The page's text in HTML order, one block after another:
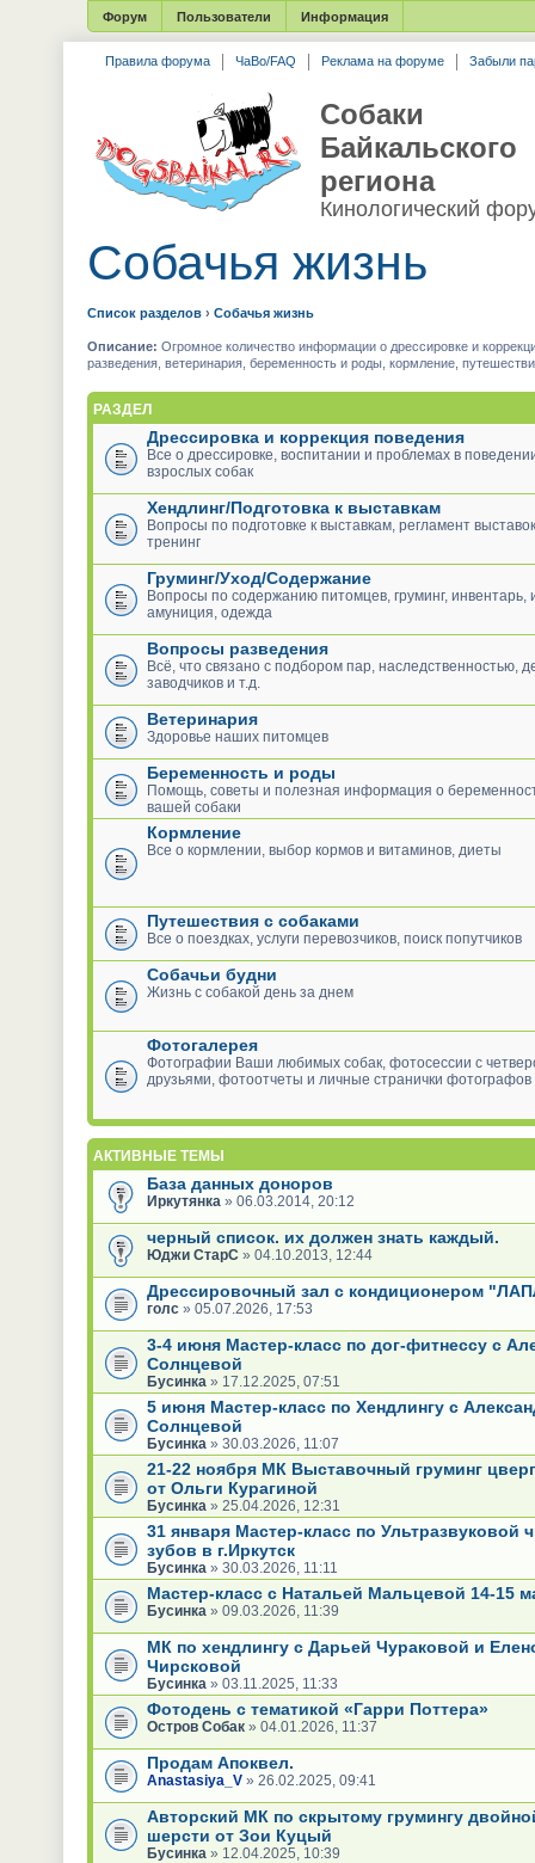
Форум Пользователи Информация
Правила форума ЧаВо/FAQ Реклама на форуме Забыли
Собаки
Байкальского
региона
Кинологический
Собачья жизнь
Список разделов › Собачья жизнь
Описание: Огромное количество информации о дрессировке и
разведения, ветеринария, беременность и роды, кормление,
РАЗДЕЛ
Дрессировка и коррекция поведения
Все о дрессировке, воспитании и проблемах в
взрослых собак
Хендлинг/Подготовка к выставкам
Вопросы по подготовке к выставкам, регламент
тренинг
Груминг/Уход/Содержание
Вопросы по содержанию питомцев, груминг, инвентарь,
амуниция, одежда
Вопросы разведения
Всё, что связано с подбором пар, наследственностью,
заводчиков и т.д.
Ветеринария
Здоровье наших питомцев
Беременность и роды
Помощь, советы и полезная информация о
вашей собаки
Кормление
Все о кормлении, выбор кормов и витаминов, диеты
Путешествия с собаками
Все о поездках, услуги перевозчиков, поиск попутчиков
Собачьи будни
Жизнь с собакой день за днем
Фотогалерея
Фотографии Ваши любимых собак, фотосессии с
друзьями, фотоотчеты и личные странички фотографов
АКТИВНЫЕ ТЕМЫ
База данных доноров
Иркутянка » 06.03.2014, 20:12
черный список. их должен знать каждый.
Юджи СтарС » 04.10.2013, 12:44
Дрессировочный зал с кондиционером
голс» 05.07.2026, 17:53
3-4 июня Мастер-класс по дог-фитнессу с
Солнцевой
Бусинка » 17.12.2025, 07:51
5 июня Мастер-класс по Хендлингу с
Солнцевой
Бусинка » 30.03.2026, 11:07
21-22 ноября МК Выставочный груминг
от Ольги Курагиной
Бусинка » 25.04.2026, 12:31
31 января Мастер-класс по Ультразвуковой
зубов в г.Иркутск
Бусинка » 30.03.2026, 11:11
Мастер-класс с Натальей Мальцевой 14-15
Бусинка » 09.03.2026, 11:39
МК по хендлингу с Дарьей Чураковой и
Чирсковой
Бусинка » 03.11.2025, 11:33
Фотодень с тематикой «Гарри Поттера»
Остров Собак» 04.01.2026, 11:37
Продам Апоквел.
Anastasiya_V» 26.02.2025, 09:41
Авторский МК по скрытому грумингу
шерсти от Зои Куцый
Бусинка » 12.04.2025, 10:39